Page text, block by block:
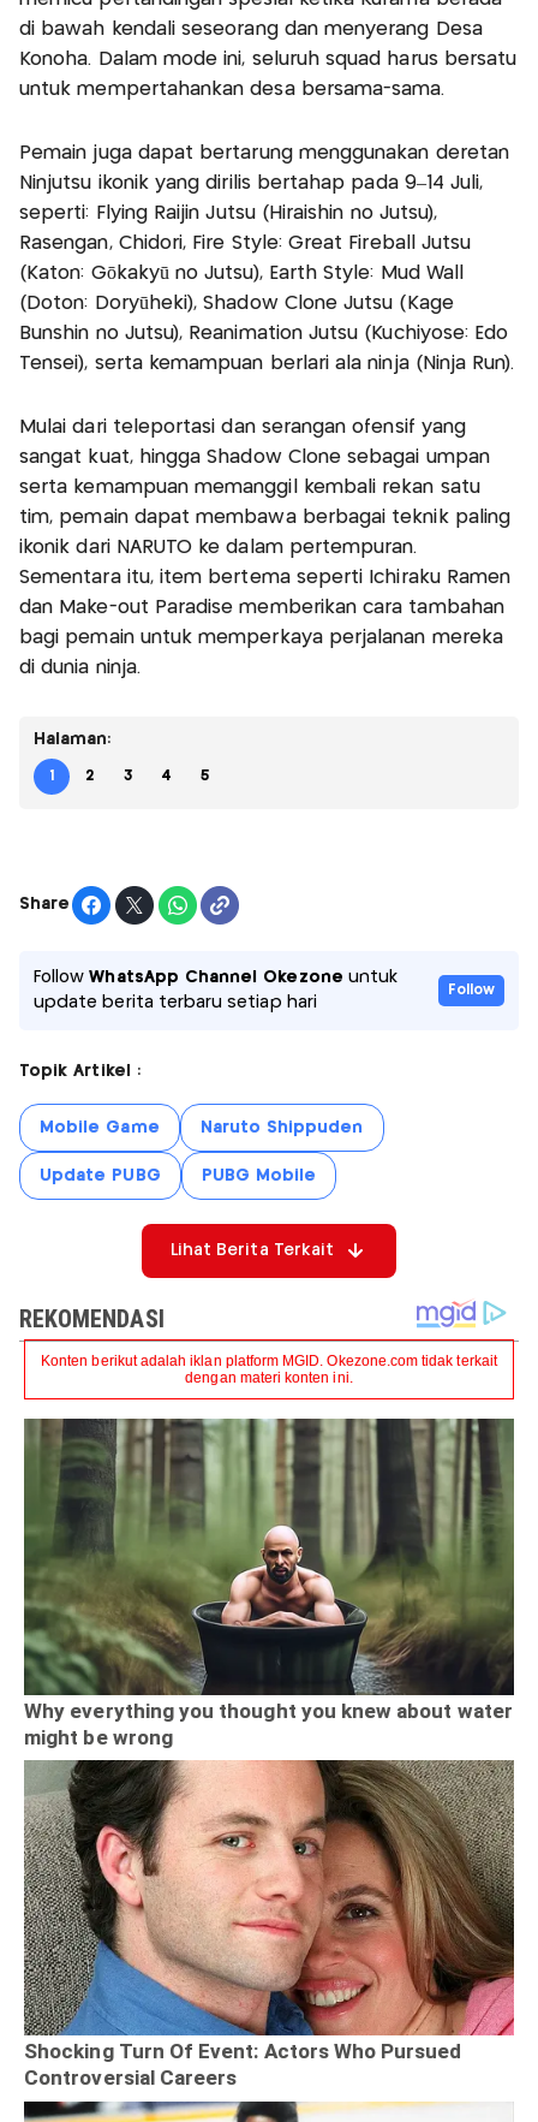
di bawah kendali seseorang dan menyerang Desa
Konoha. Dalam mode ini, seluruh squad harus bersatu
untuk mempertahankan desa bersama-sama.
Pemain juga dapat bertarung menggunakan deretan
Ninjutsu ikonik yang dirilis bertahap pada 9–14 Juli,
seperti: Flying Raijin Jutsu (Hiraishin no Jutsu),
Rasengan, Chidori, Fire Style: Great Fireball Jutsu
(Katon: Gōkakyū no Jutsu), Earth Style: Mud Wall
(Doton: Doryūheki), Shadow Clone Jutsu (Kage
Bunshin no Jutsu), Reanimation Jutsu (Kuchiyose: Edo
Tensei), serta kemampuan berlari ala ninja (Ninja Run).
Mulai dari teleportasi dan serangan ofensif yang
sangat kuat, hingga Shadow Clone sebagai umpan
serta kemampuan memanggil kembali rekan satu
tim, pemain dapat membawa berbagai teknik paling
ikonik dari NARUTO ke dalam pertempuran.
Sementara itu, item bertema seperti Ichiraku Ramen
dan Make-out Paradise memberikan cara tambahan
bagi pemain untuk memperkaya perjalanan mereka
di dunia ninja.
Halaman:
1 2 3 4 5
Share
FollowWhatsApp Channel Okezone untuk
update berita terbaru setiap hari
Follow
Topik Artikel :
Mobile Game Naruto Shippuden
Update PUBG PUBG Mobile
Lihat Berita Terkait